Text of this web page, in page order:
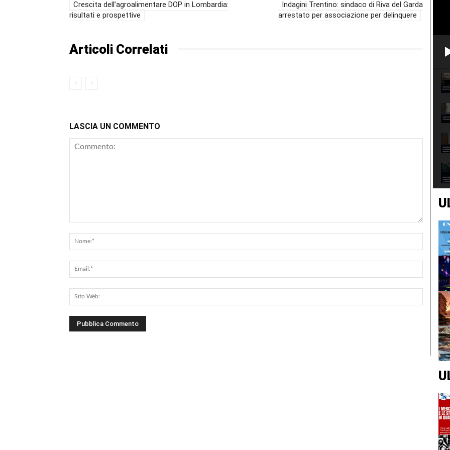
Crescita dell’agroalimentare DOP in Lombardia:
risultati e prospettive
Indagini Trentino: sindaco di Riva del Garda
arrestato per associazione per delinquere
Articoli Correlati
LASCIA UN COMMENTO
Email:*
Web: